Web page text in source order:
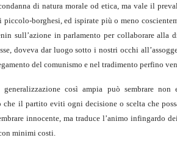
di natura morale od etica, ma vale il
borghesi, ed ispirate più o meno
sull’azione in parlamento per collaborare alla
doveva dar luogo sotto i nostri occhi
del comunismo e nel tradimento perfino
così ampia può sembrare non
il partito eviti ogni decisione o scelta che
innocente, ma traduce l’animo infingardo
minimi costi.